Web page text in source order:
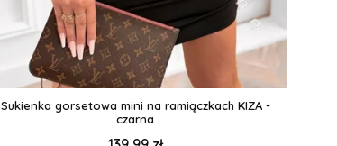
Sukienka gorsetowa mini na ramiączkach KIZA -
czarna